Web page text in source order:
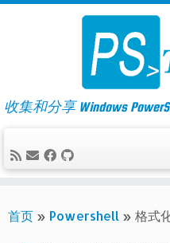
Skip
收集和分享 Windows
首页 » Powershell » 格式